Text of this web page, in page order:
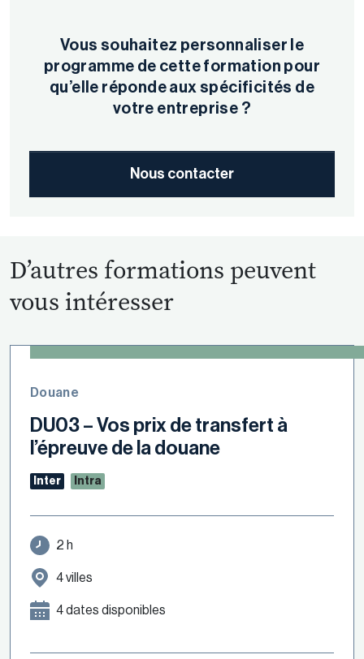
Vous souhaitez personnaliser le
programme de cette formation pour
qu’elle réponde aux spécificités de
votre entreprise ?
Nous contacter
D’autres formations peuvent
vous intéresser
Douane
DU03 – Vos prix de transfert à
l’épreuve de la douane
Inter Intra
2 h
4 villes
4 dates disponibles